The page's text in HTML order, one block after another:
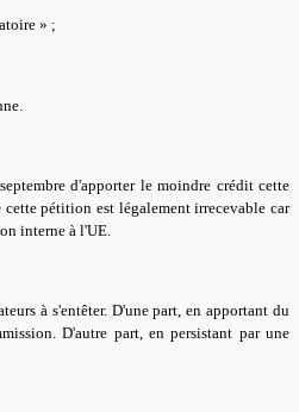
» ;
d'apporter le moindre crédit cette
pétition est légalement irrecevable car
interne à l'UE.
à s'entêter. D'une part, en apportant du
D'autre part, en persistant par une